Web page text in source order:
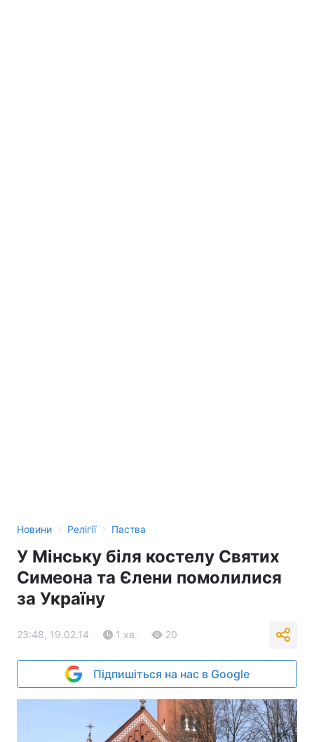
Новини › Релігії › Паства
У Мінську біля костелу Святих
Симеона та Єлени помолилися
за Україну
23:48, 19.02.14 1 хв. 20
Підпишіться на нас в Google